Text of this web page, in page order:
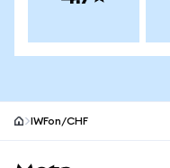
IWFon/CHF